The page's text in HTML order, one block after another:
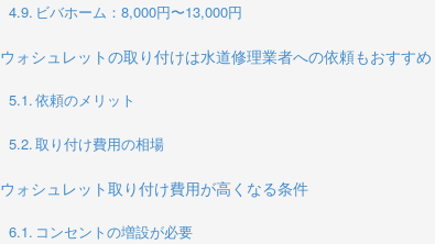
ビバホーム：8,000円〜13,000円
ウォシュレットの取り付けは水道修理業者への依頼もおすすめ
依頼のメリット
取り付け費用の相場
ウォシュレット取り付け費用が高くなる条件
コンセントの増設が必要